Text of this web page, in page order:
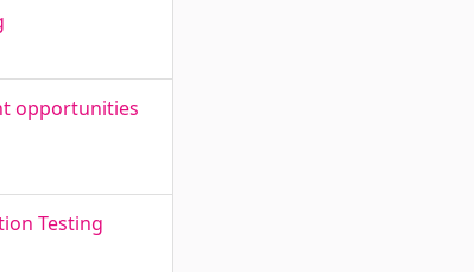
opportunities
Testing